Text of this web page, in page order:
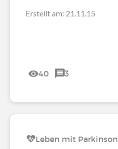
Erstellt am: 21.11.15
40 3
Leben mit Parkinson